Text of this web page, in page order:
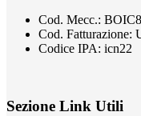
Cod. Mecc.:
Cod. Fatturazione:
Codice IPA: icn22
Sezione Link Utili